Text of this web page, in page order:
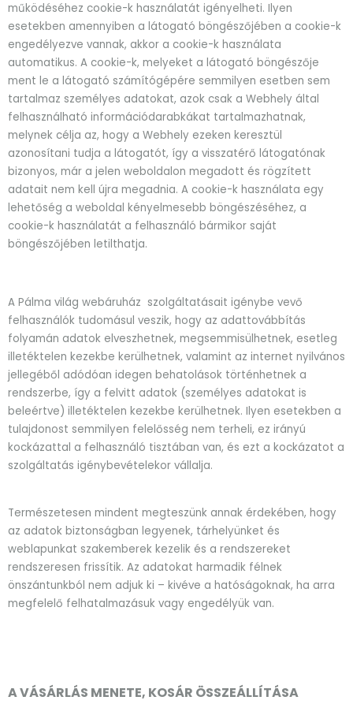
működéséhez cookie-k használatát igényelheti. Ilyen
esetekben amennyiben a látogató böngészőjében a cookie-k
engedélyezve vannak, akkor a cookie-k használata
automatikus. A cookie-k, melyeket a látogató böngészője
ment le a látogató számítógépére semmilyen esetben sem
tartalmaz személyes adatokat, azok csak a Webhely által
felhasználható információdarabkákat tartalmazhatnak,
melynek célja az, hogy a Webhely ezeken keresztül
azonosítani tudja a látogatót, így a visszatérő látogatónak
bizonyos, már a jelen weboldalon megadott és rögzített
adatait nem kell újra megadnia. A cookie-k használata egy
lehetőség a weboldal kényelmesebb böngészéséhez, a
cookie-k használatát a felhasználó bármikor saját
böngészőjében letilthatja.
A Pálma világ webáruház szolgáltatásait igénybe vevő
felhasználók tudomásul veszik, hogy az adattovábbítás
folyamán adatok elveszhetnek, megsemmisülhetnek, esetleg
illetéktelen kezekbe kerülhetnek, valamint az internet nyilvános
jellegéből adódóan idegen behatolások történhetnek a
rendszerbe, így a felvitt adatok (személyes adatokat is
beleértve) illetéktelen kezekbe kerülhetnek. Ilyen esetekben a
tulajdonost semmilyen felelősség nem terheli, ez irányú
kockázattal a felhasználó tisztában van, és ezt a kockázatot a
szolgáltatás igénybevételekor vállalja.
Természetesen mindent megteszünk annak érdekében, hogy
az adatok biztonságban legyenek, tárhelyünket és
weblapunkat szakemberek kezelik és a rendszereket
rendszeresen frissítik. Az adatokat harmadik félnek
önszántunkból nem adjuk ki – kivéve a hatóságoknak, ha arra
megfelelő felhatalmazásuk vagy engedélyük van.
A VÁSÁRLÁS MENETE, KOSÁR ÖSSZEÁLLÍTÁSA